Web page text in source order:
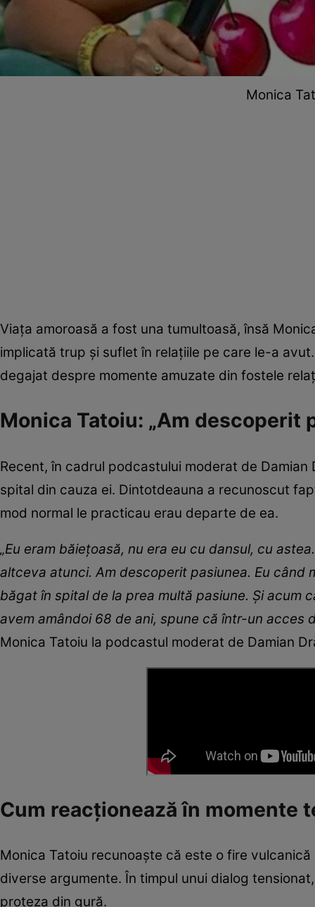
Monica
Viața amoroasă a fost una tumultoasă, însă
implicată trup și suflet în relațiile pe care le-a
degajat despre momente amuzate din fostele
Monica Tatoiu: „Am descoperit
Recent, în cadrul podcastului moderat de
spital din cauza ei. Dintotdeauna a recunoscut
mod normal le practicau erau departe de ea.
„Eu eram băiețoasă, nu era eu cu dansul, cu
altceva atunci. Am descoperit pasiunea. Eu
băgat în spital de la prea multă pasiune. Și acum
avem amândoi 68 de ani, spune că într-un acces
Monica Tatoiu la podcastul moderat de Damian
Cum reacționează în momente
Monica Tatoiu recunoaște că este o fire
diverse argumente. În timpul unui dialog
proteza din gură.